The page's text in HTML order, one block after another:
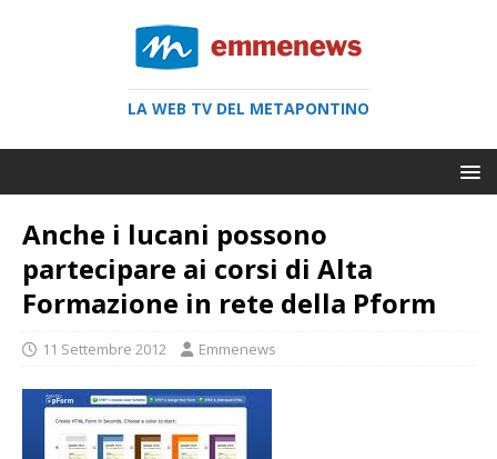
LA WEB TV DEL METAPONTINO
Anche i lucani possono
partecipare ai corsi di Alta
Formazione in rete della Pform
11 Settembre 2012 Emmenews